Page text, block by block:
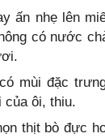
ấn nhẹ lên
có nước
mùi đặc
của ôi, thiu.
thịt bò đực